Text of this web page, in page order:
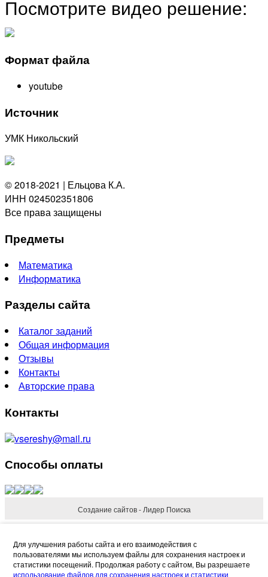
Посмотрите видео решение:
Формат файла
youtube
Источник
УМК Никольский
© 2018-2021 | Ельцова К.А.
ИНН 024502351806
Все права защищены
Предметы
Математика
Информатика
Разделы сайта
Каталог заданий
Общая информация
Отзывы
Контакты
Авторские права
Контакты
vsereshy@mail.ru
Способы оплаты
Создание сайтов - Лидер Поиска
Refund Reason
Для улучшения работы сайта и его взаимодействия с
пользователями мы используем файлы для сохранения настроек и
статистики посещений. Продолжая работу с сайтом, Вы разрешаете
использование файлов для сохранения настроек и статистики